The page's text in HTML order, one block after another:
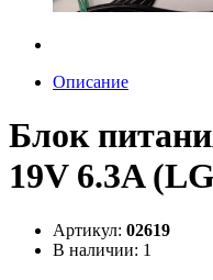
Описание
Блок
19V 6.3A
Артикул: 02619
В наличии: 1